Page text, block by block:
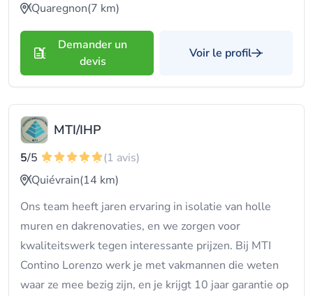
Quaregnon(7 km)
Demander un
devis
Voir le profil
MTI/IHP
5/5
(1 avis)
Quiévrain(14 km)
Ons team heeft jaren ervaring in isolatie van holle
muren en dakrenovaties, en we zorgen voor
kwaliteitswerk tegen interessante prijzen. Bij MTI
Contino Lorenzo werk je met vakmannen die weten
waar ze mee bezig zijn, en je krijgt 10 jaar garantie op